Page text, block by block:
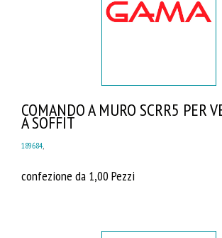
COMANDO A MURO SCRR5 PER
A SOFFIT
189684,
confezione da 1,00 Pezzi